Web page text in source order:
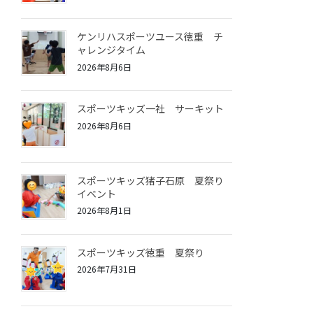
ケンリハスポーツユース徳重 チ
ャレンジタイム
2026年8月6日
スポーツキッズ一社 サーキット
2026年8月6日
スポーツキッズ猪子石原 夏祭り
イベント
2026年8月1日
スポーツキッズ徳重 夏祭り
2026年7月31日